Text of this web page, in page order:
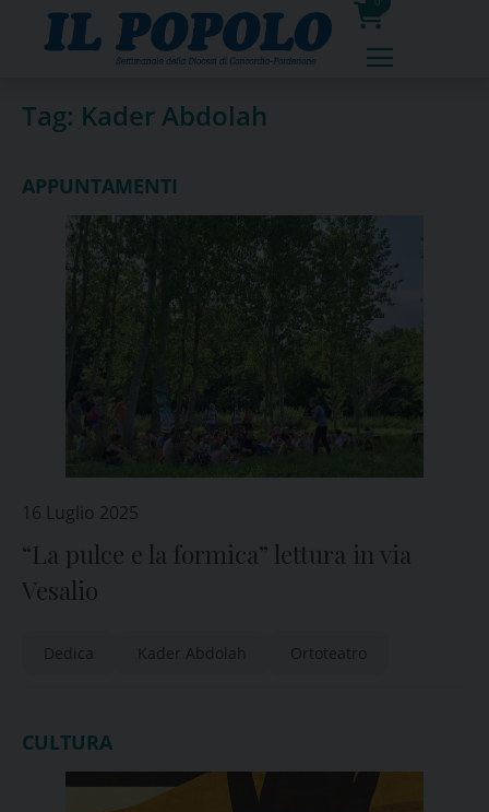
0
prodotti
Tag: Kader Abdolah
APPUNTAMENTI
16 Luglio 2025
“La pulce e la formica” lettura in via
Vesalio
Dedica Kader Abdolah Ortoteatro
CULTURA